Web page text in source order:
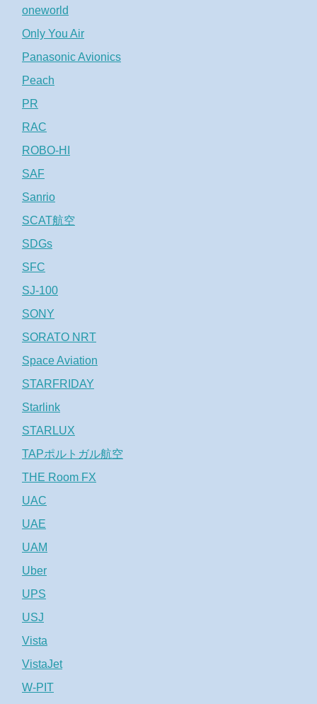
oneworld
Only You Air
Panasonic Avionics
Peach
PR
RAC
ROBO-HI
SAF
Sanrio
SCAT航空
SDGs
SFC
SJ-100
SONY
SORATO NRT
Space Aviation
STARFRIDAY
Starlink
STARLUX
TAPポルトガル航空
THE Room FX
UAC
UAE
UAM
Uber
UPS
USJ
Vista
VistaJet
W-PIT